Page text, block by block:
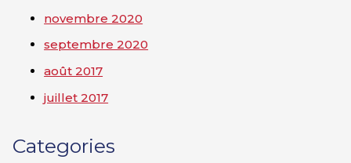
novembre 2020
septembre 2020
août 2017
juillet 2017
Categories